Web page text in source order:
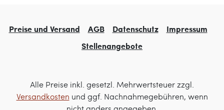
Preise und Versand AGB Datenschutz
Impressum
Stellenangebote
Alle Preise inkl. gesetzl. Mehrwertsteuer zzgl.
Versandkosten und ggf. Nachnahmegebühren, wenn